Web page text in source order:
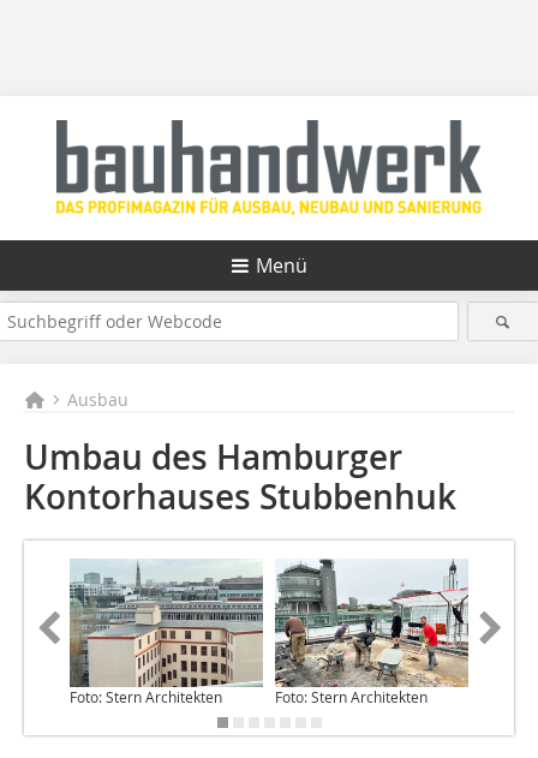
Menü
Ausbau
Umbau des Hamburger
Kontorhauses Stubbenhuk
Foto: Stern Architekten Foto: Stern Architekten